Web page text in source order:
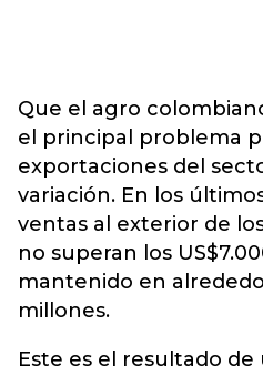
Que el agro
el principal problema
exportaciones del
variación. En los
ventas al exterior de
no superan los
mantenido en
millones.
Este es el resultado